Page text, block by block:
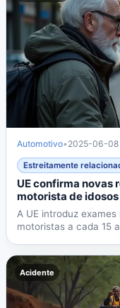
Automotivo• 2025-06-
Estreitamente
UE confirma novas
motorista de idosos
A UE introduz
motoristas a cada 15
Acidente